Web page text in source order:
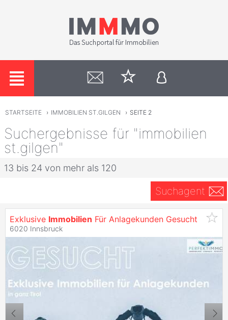
STARTSEITE › IMMOBILIEN ST.GILGEN › SEITE 2
Suchergebnisse für "immobilien
st.gilgen"
13 bis 24 von mehr als 120
Suchagent
Exklusive Immobilien Für Anlagekunden Gesucht
6020 Innsbruck